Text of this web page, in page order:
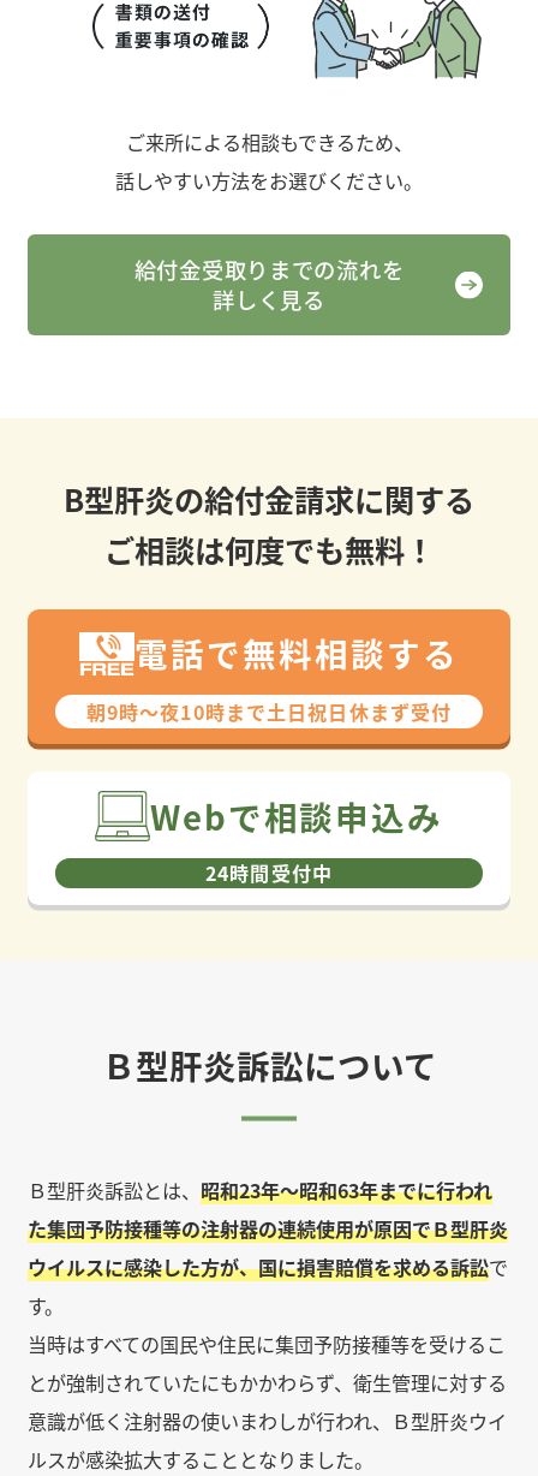
ご来所による相談もできるため、
話しやすい方法をお選びください。
給付金受取りまでの流れを
詳しく見る
B型肝炎の給付金請求に関する
ご相談は何度でも無料！
電話で無料相談する
朝9時〜夜10時まで⼟⽇祝⽇休まず受付
Webで相談申込み
24時間受付中
Ｂ型肝炎訴訟について
Ｂ型肝炎訴訟とは、 昭和23年～昭和63年までに行われ
た集団予防接種等の注射器の連続使用が原因でＢ型肝炎
ウイルスに感染した方が、国に損害賠償を求める訴訟で
す。
当時はすべての国民や住民に集団予防接種等を受けるこ
とが強制されていたにもかかわらず、衛生管理に対する
意識が低く注射器の使いまわしが行われ、Ｂ型肝炎ウイ
ルスが感染拡大することとなりました。